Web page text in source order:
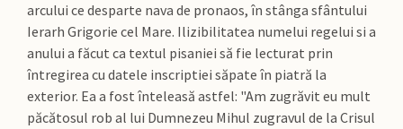
arcului ce desparte nava de pronaos, în stânga sfântului
Ierarh Grigorie cel Mare. Ilizibilitatea numelui regelui si a
anului a făcut ca textul pisaniei să fie lecturat prin
întregirea cu datele inscriptiei săpate în piatră la
exterior. Ea a fost înteleasă astfel: "Am zugrăvit eu mult
păcătosul rob al lui Dumnezeu Mihul zugravul de la Crisul